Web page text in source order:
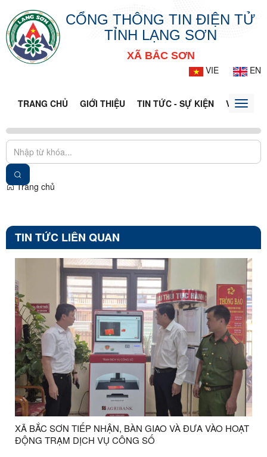
CỔNG THÔNG TIN ĐIỆN TỬ
TỈNH LẠNG SƠN
XÃ BẮC SƠN
VIE
EN
TRANG CHỦ GIỚI THIỆU TIN TỨC - SỰ KIỆN VĂN BẢN
Toggle
Trang chủ
TIN TỨC LIÊN QUAN
XÃ BẮC SƠN TIẾP NHẬN, BÀN GIAO VÀ ĐƯA VÀO HOẠT
ĐỘNG TRẠM DỊCH VỤ CÔNG SỐ